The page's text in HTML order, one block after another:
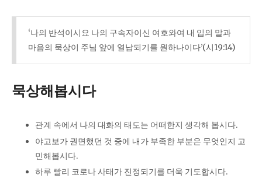
‘나의 반석이시요 나의 구속자이신 여호와여 내 입의 말과
마음의 묵상이 주님 앞에 열납되기를 원하나이다’(시19:14)
묵상해봅시다
관계 속에서 나의 대화의 태도는 어떠한지 생각해 봅시다.
야고보가 권면했던 것 중에 내가 부족한 부분은 무엇인지 고
민해봅시다.
하루 빨리 코로나 사태가 진정되기를 더욱 기도합시다.